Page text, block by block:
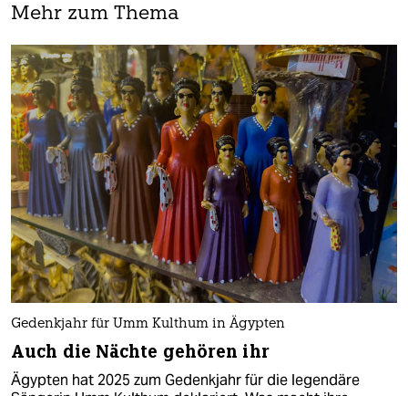
Mehr zum Thema
Gedenkjahr für Umm Kulthum in Ägypten
Auch die Nächte gehören ihr
Ägypten hat 2025 zum Gedenkjahr für die legendäre